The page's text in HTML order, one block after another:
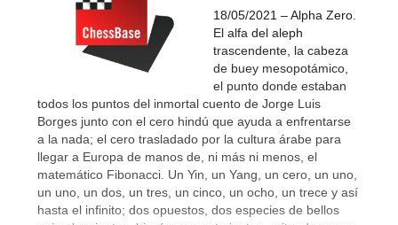
18/05/2021 – Alpha Zero.
El alfa del aleph
trascendente, la cabeza
de buey mesopotámico,
el punto donde estaban
todos los puntos del inmortal cuento de Jorge Luis
Borges junto con el cero hindú que ayuda a enfrentarse
a la nada; el cero trasladado por la cultura árabe para
llegar a Europa de manos de, ni más ni menos, el
matemático Fibonacci. Un Yin, un Yang, un cero, un uno,
un uno, un dos, un tres, un cinco, un ocho, un trece y así
hasta el infinito; dos opuestos, dos especies de bellos